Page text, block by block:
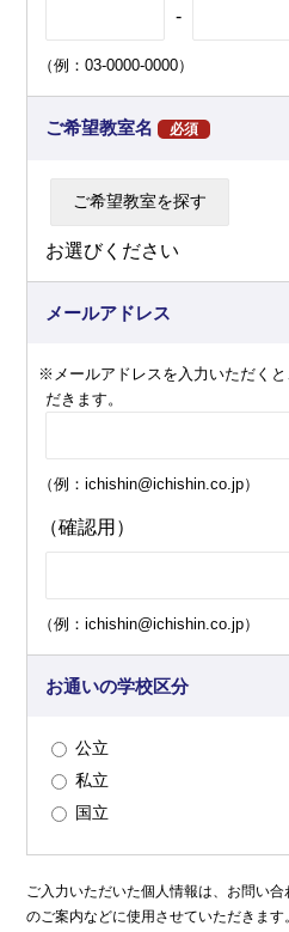
-
（例：03-0000-0000）
ご希望教室名 必須
お選びください
メールアドレス
※メールアドレスを入力いただく
だきます。
（例：ichishin@ichishin.co.jp）
（確認用）
（例：ichishin@ichishin.co.jp）
お通いの学校区分
公立
私立
国立
ご入力いただいた個人情報は、お問い
のご案内などに使用させていただきます。